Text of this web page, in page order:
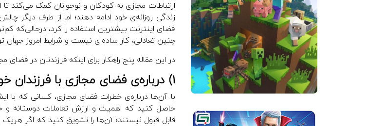
ارتباطات مجازی به کودکان و نوجوانان کمک می‌کند
زندگی روزانه‌ی خود ادامه دهند؛ اما از طرف‌ دیگر
فضای اینترنت بیشترین استفاده را کرد،
چنین تعادلی، کار ساده‌ای نیست و شرایط امروز جهان
در این مقاله پنج راهکار برای اینکه فرزندتان در فضای
۱) درباره‌ی فضای مجازی با فرزندان خود شفاف صحبت کنید
با آن‌ها درباره‌ی خطرات فضای مجازی، کسانی که با
حاصل کنید که اهمیت و ارزش تعاملات دوستانه و
قابل قبول نیستند؛ آن‌ها را تشویق کنید که اگر هریک